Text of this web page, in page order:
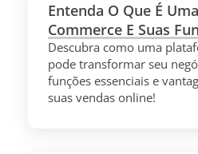
Entenda O Que É
Commerce E Suas
Descubra como uma
pode transformar seu
funções essenciais e
suas vendas online!